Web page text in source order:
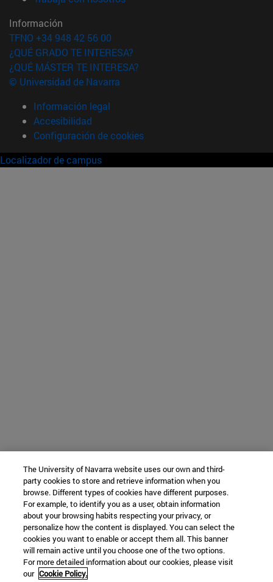
Información
TFNO +34 948 42 56 00
¿QUÉ GRADO TE INTERESA?
¿QUÉ MÁSTER TE INTERESA?
© Universidad de Navarra
Información legal
Accesibilidad
Configuración de cookies
Localizador de campus
The University of Navarra website uses our own and third-
party cookies to store and retrieve information when you
browse. Different types of cookies have different purposes.
For example, to identify you as a user, obtain information
about your browsing habits respecting your privacy, or
personalize how the content is displayed. You can select the
cookies you want to enable or accept them all. This banner
will remain active until you choose one of the two options.
For more detailed information about our cookies, please visit
our Cookie Policy.